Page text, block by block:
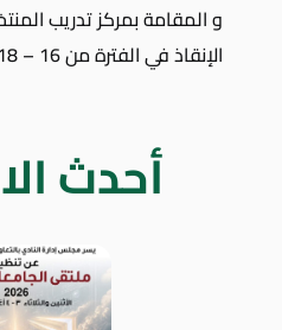
و المقامة بمركز تدريب
الإنقاذ في الفترة من 16 – 18 أبريل 2016
أحدث